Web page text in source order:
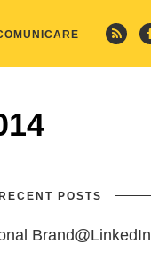
RECENT POSTS
Brand@LinkedIn